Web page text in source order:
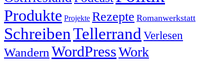
Produkte Projekte Rezepte Romanwerkstatt
SchreibenTellerrand Verlesen
Wandern WordPressWork